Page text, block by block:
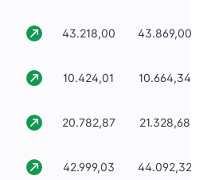
43.218,00 43.869,00
10.424,01 10.664,34
20.782,87 21.328,68
42.999,03 44.092,32